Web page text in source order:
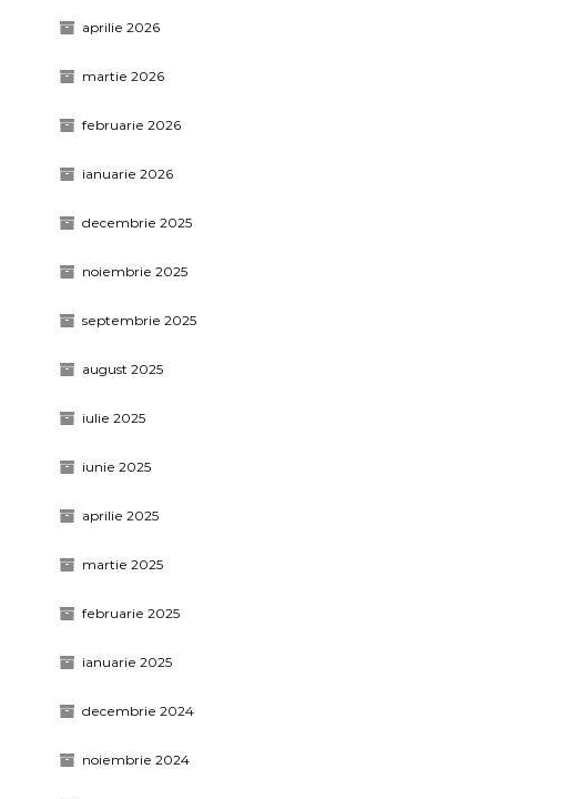
aprilie 2026
martie 2026
februarie 2026
ianuarie 2026
decembrie 2025
noiembrie 2025
septembrie 2025
august 2025
iulie 2025
iunie 2025
aprilie 2025
martie 2025
februarie 2025
ianuarie 2025
decembrie 2024
noiembrie 2024